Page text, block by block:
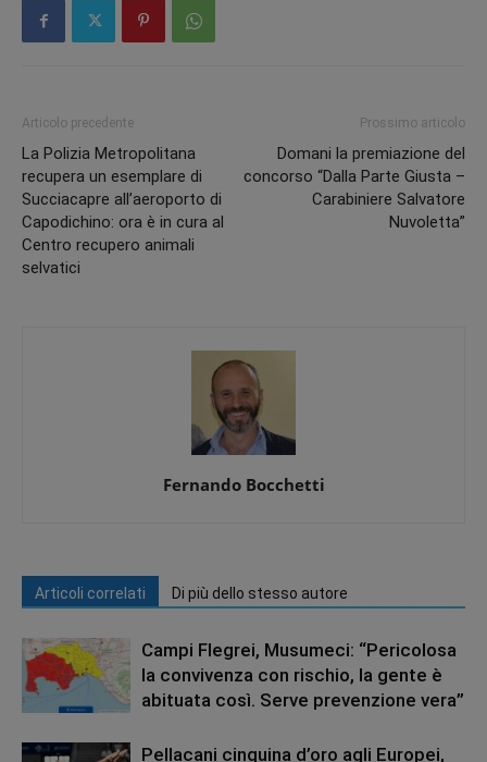
Articolo precedente
La Polizia Metropolitana
recupera un esemplare di
Succiacapre all’aeroporto di
Capodichino: ora è in cura al
Centro recupero animali
selvatici
Prossimo articolo
Domani la premiazione del
concorso “Dalla Parte Giusta –
Carabiniere Salvatore
Nuvoletta”
Fernando Bocchetti
Articoli correlati Di più dello stesso autore
Campi Flegrei, Musumeci: “Pericolosa
la convivenza con rischio, la gente è
abituata così. Serve prevenzione vera”
Pellacani cinquina d’oro agli Europei,